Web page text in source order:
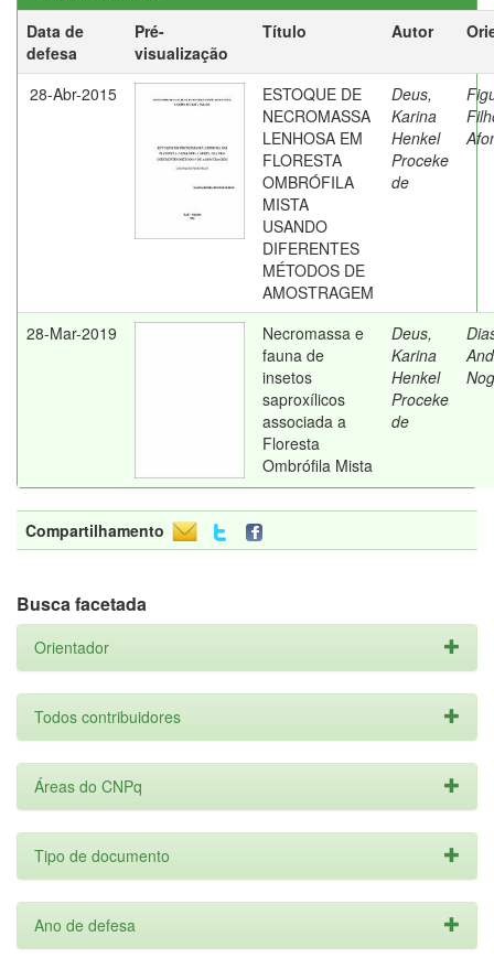
Data de
defesa
Pré-
visualização
Título Autor
28-Abr-2015
ESTOQUE DE
NECROMASSA
LENHOSA EM
FLORESTA
OMBRÓFILA
MISTA
USANDO
DIFERENTES
MÉTODOS DE
AMOSTRAGEM
Deus,
Karina
Henkel
Proceke
de
28-Mar-2019
Necromassa e
fauna de
insetos
saproxílicos
associada a
Floresta
Ombrófila Mista
Deus,
Karina
Henkel
Proceke
de
Compartilhamento
Busca facetada
Orientador
Todos contribuidores
Áreas do CNPq
Tipo de documento
Ano de defesa